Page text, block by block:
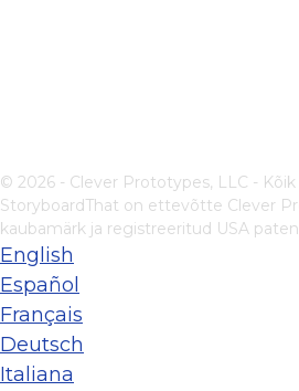
© 2026 - Clever Prototypes, LLC -
StoryboardThat on ettevõtte Clever
kaubamärk ja registreeritud USA
English
Español
Français
Deutsch
Italiana